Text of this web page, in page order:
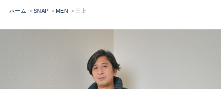
ホーム SNAP MEN 三上